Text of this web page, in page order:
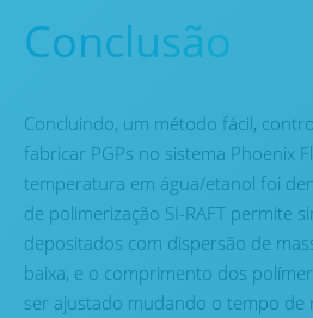
Conclusão
Concluindo, um método fácil,
fabricar PGPs no sistema Phoenix
temperatura em água/etanol foi
de polimerização SI-RAFT permite
depositados com dispersão de
baixa, e o comprimento dos
ser ajustado mudando o tempo de